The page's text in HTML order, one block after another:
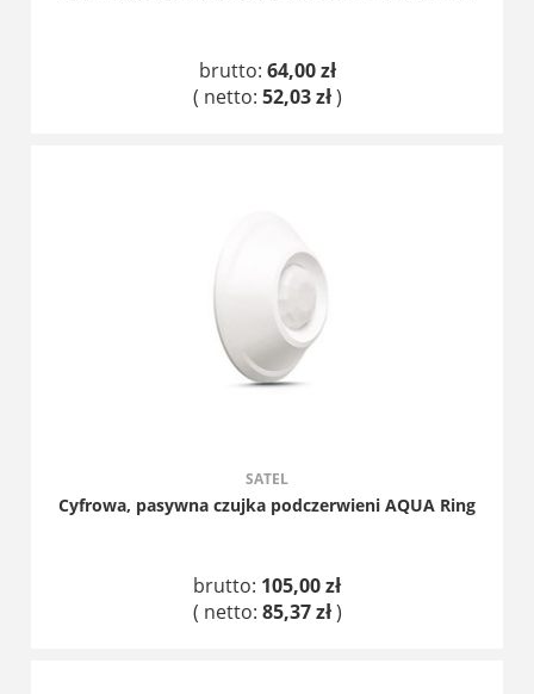
brutto: 64,00 zł
( netto: 52,03 zł)
SATEL
Cyfrowa, pasywna czujka podczerwieni AQUA Ring
brutto: 105,00 zł
( netto: 85,37 zł)